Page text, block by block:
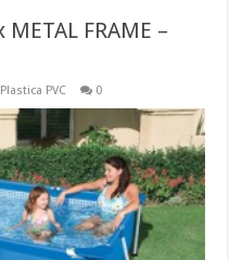
FRAME –
PVC 0